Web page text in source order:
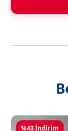
%43 İndirim